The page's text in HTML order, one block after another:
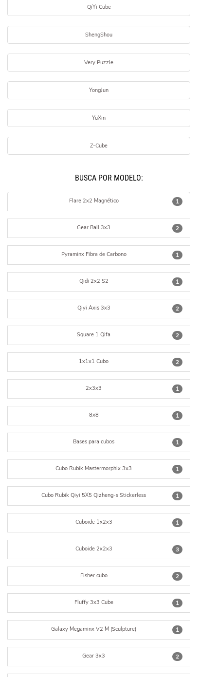
QiYi Cube
ShengShou
Very Puzzle
YongJun
YuXin
Z-Cube
BUSCÁ POR MODELO:
1
Flare 2x2 Magnético
2
Gear Ball 3x3
1
Pyraminx Fibra de Carbono
1
Qidi 2x2 S2
2
Qiyi Axis 3x3
2
Square 1 Qifa
2
1x1x1 Cubo
1
2x3x3
1
8x8
1
Bases para cubos
1
Cubo Rubik Mastermorphix 3x3
1
Cubo Rubik Qiyi 5X5 Qizheng-s Stickerless
1
Cuboide 1x2x3
3
Cuboide 2x2x3
2
Fisher cubo
1
Fluffy 3x3 Cube
1
Galaxy Megaminx V2 M (Sculpture)
2
Gear 3x3